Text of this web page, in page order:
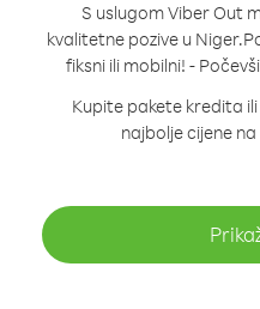
S uslugom Viber Out
kvalitetne pozive u Niger.
fiksni ili mobilni! -
Kupite pakete kredita
najbolje cijene